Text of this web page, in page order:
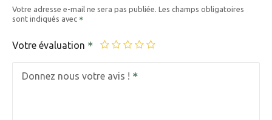
Votre adresse e-mail ne sera pas publiée. Les champs obligatoires
sont indiqués avec
Votre évaluation
Donnez nous votre avis !